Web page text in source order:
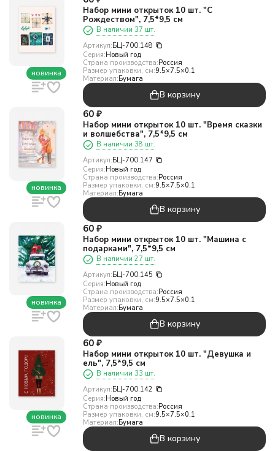
новинка
Набор мини открыток 10 шт. "С
Рождеством", 7,5*9,5 см
В наличии 37 шт.
Артикул:БЦ-700.148
Серия:Новый год
Страна производства:Россия
Размер упаковки, см:9.5×7.5×0.1
Материал:Бумага
В корзину
новинка
60 ₽
Набор мини открыток 10 шт. "Время сказки
и волшебства", 7,5*9,5 см
В наличии 38 шт.
Артикул:БЦ-700.147
Серия:Новый год
Страна производства:Россия
Размер упаковки, см:9.5×7.5×0.1
Материал:Бумага
В корзину
новинка
60 ₽
Набор мини открыток 10 шт. "Машина с
подарками", 7,5*9,5 см
В наличии 27 шт.
Артикул:БЦ-700.145
Серия:Новый год
Страна производства:Россия
Размер упаковки, см:9.5×7.5×0.1
Материал:Бумага
В корзину
новинка
60 ₽
Набор мини открыток 10 шт. "Девушка и
ель", 7,5*9,5 см
В наличии 33 шт.
Артикул:БЦ-700.142
Серия:Новый год
Страна производства:Россия
Размер упаковки, см:9.5×7.5×0.1
Материал:Бумага
В корзину